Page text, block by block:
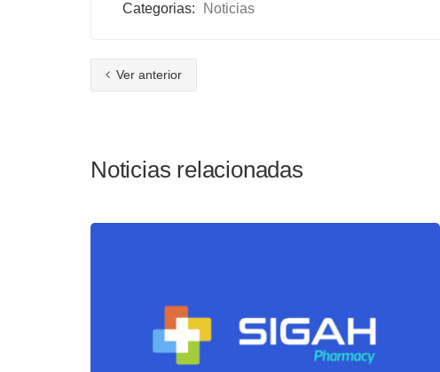
Categorias: Noticias
Ver anterior
Noticias relacionadas